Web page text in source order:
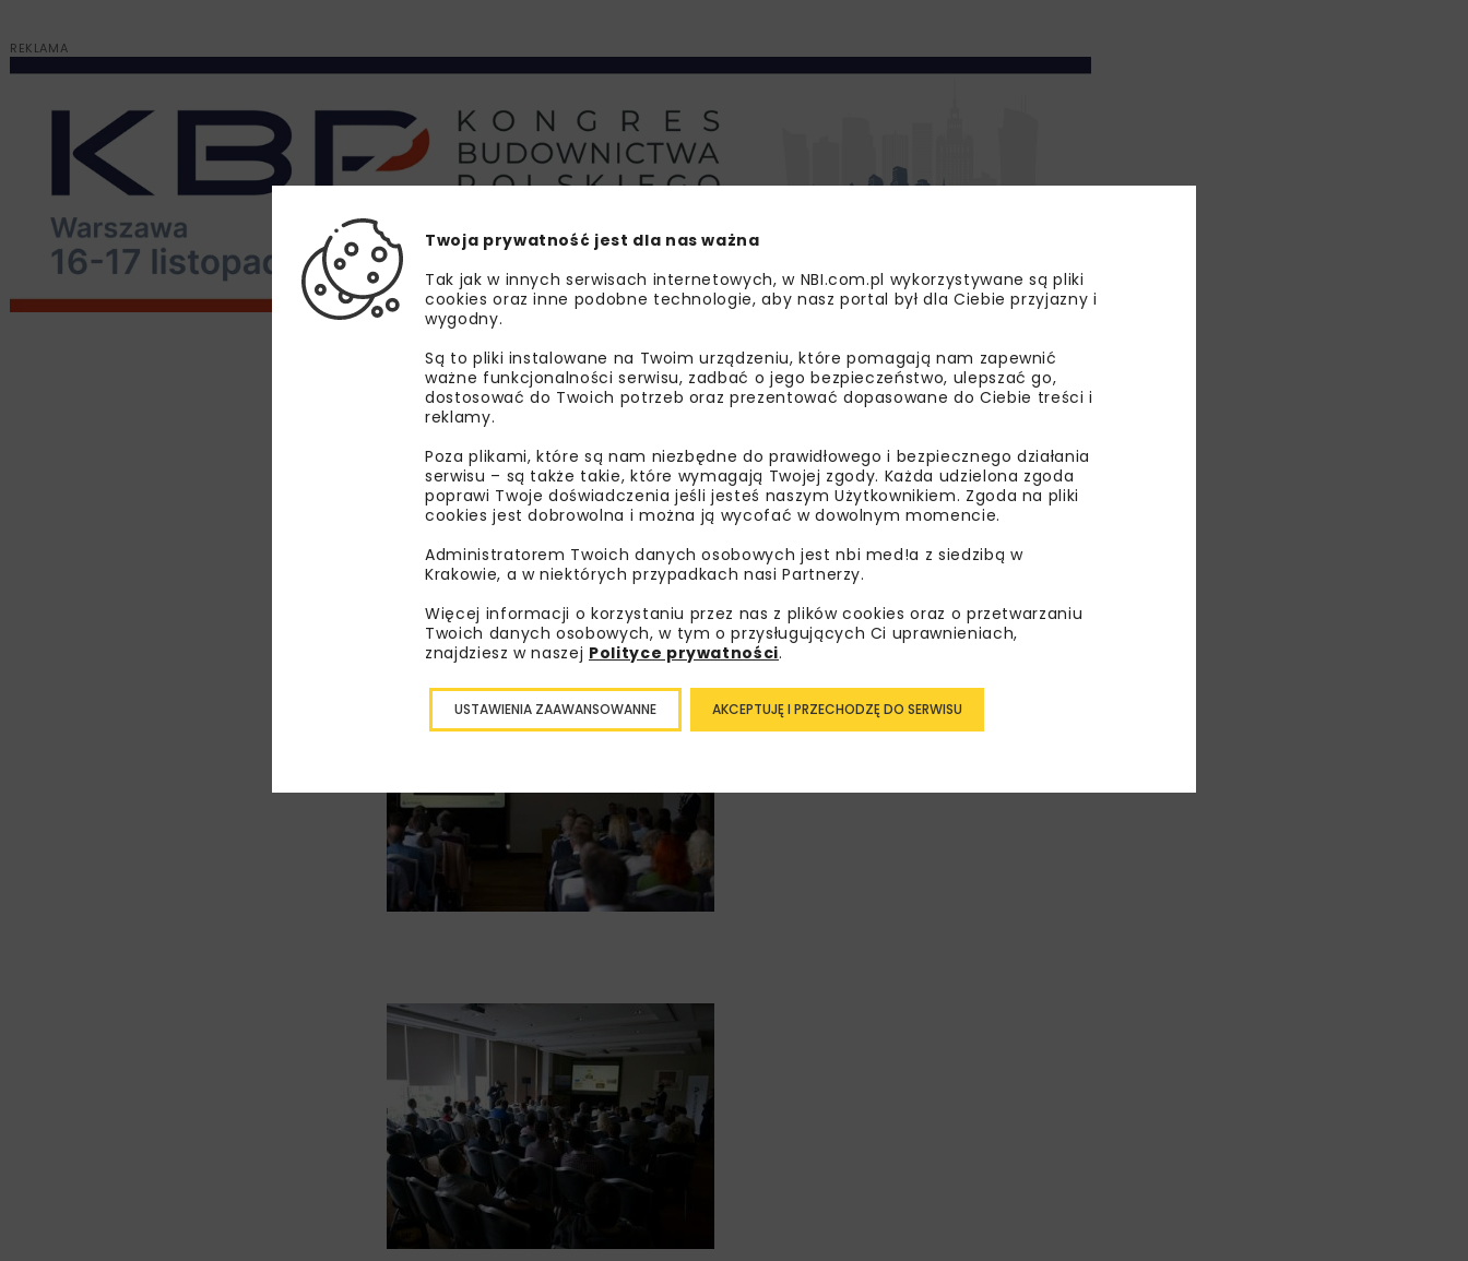
REKLAMA
Twoja prywatność jest dla nas ważna
Tak jak w innych serwisach internetowych, w NBI.com.pl wykorzystywane są pliki
cookies oraz inne podobne technologie, aby nasz portal był dla Ciebie przyjazny i
wygodny.
Są to pliki instalowane na Twoim urządzeniu, które pomagają nam zapewnić
ważne funkcjonalności serwisu, zadbać o jego bezpieczeństwo, ulepszać go,
dostosować do Twoich potrzeb oraz prezentować dopasowane do Ciebie treści i
reklamy.
Poza plikami, które są nam niezbędne do prawidłowego i bezpiecznego działania
serwisu – są także takie, które wymagają Twojej zgody. Każda udzielona zgoda
poprawi Twoje doświadczenia jeśli jesteś naszym Użytkownikiem. Zgoda na pliki
cookies jest dobrowolna i można ją wycofać w dowolnym momencie.
Administratorem Twoich danych osobowych jest nbi med!a z siedzibą w
Krakowie, a w niektórych przypadkach nasi Partnerzy.
Więcej informacji o korzystaniu przez nas z plików cookies oraz o przetwarzaniu
Twoich danych osobowych, w tym o przysługujących Ci uprawnieniach,
znajdziesz w naszej Polityce prywatności.
AKCEPTUJĘ I PRZECHODZĘ DO SERWISU
USTAWIENIA ZAAWANSOWANNE